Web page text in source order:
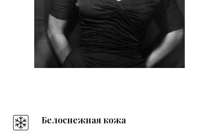
Белоснежная кожа